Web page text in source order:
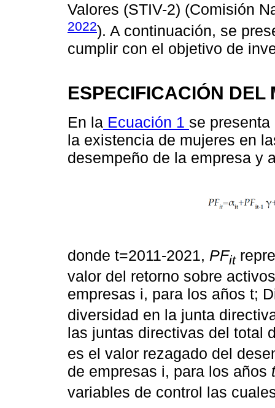
Valores (STIV-2) (Comisión
2022). A continuación, se
cumplir con el objetivo de
ESPECIFICACIÓN DEL
En la Ecuación 1 se
la existencia de mujeres en
desempeño de la empresa y
donde t=2011-2021, PFit
valor del retorno sobre
empresas i, para los años t;
diversidad en la junta
las juntas directivas del total
es el valor rezagado del
de empresas i, para los años t
variables de control las